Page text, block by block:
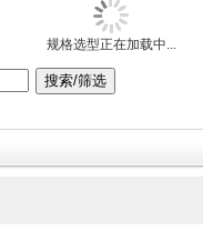
规格选型正在加载中...